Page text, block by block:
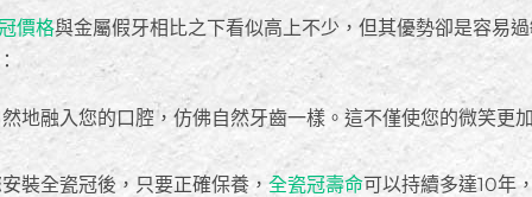
價格與金屬假牙相比之下看似高上不少，但其優勢卻是容易
地融入您的口腔，仿佛自然牙齒一樣。這不僅使您的微笑更
裝全瓷冠後，只要正確保養， 全瓷冠壽命可以持續多達10年